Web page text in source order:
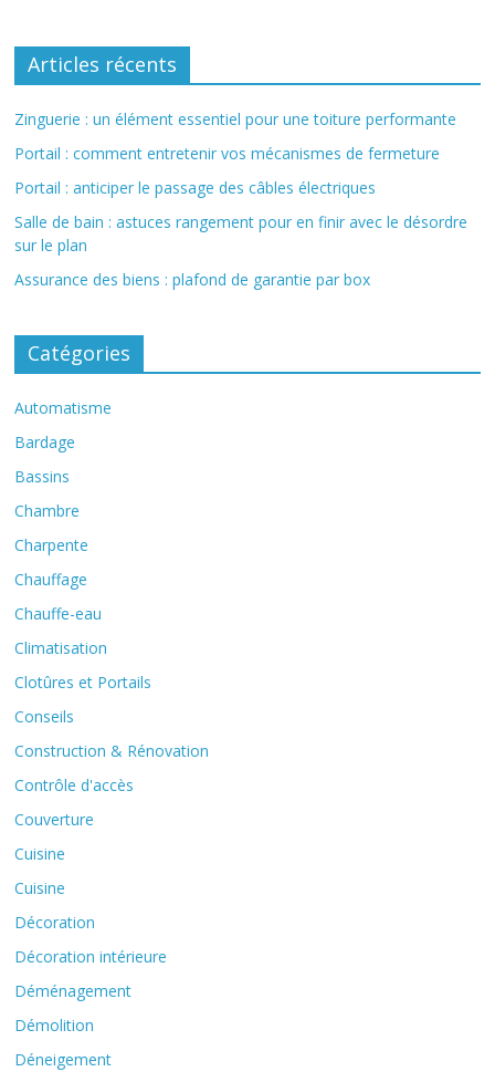
Articles récents
Zinguerie : un élément essentiel pour une toiture performante
Portail : comment entretenir vos mécanismes de fermeture
Portail : anticiper le passage des câbles électriques
Salle de bain : astuces rangement pour en finir avec le désordre
sur le plan
Assurance des biens : plafond de garantie par box
Catégories
Automatisme
Bardage
Bassins
Chambre
Charpente
Chauffage
Chauffe-eau
Climatisation
Clotûres et Portails
Conseils
Construction & Rénovation
Contrôle d'accès
Couverture
Cuisine
Cuisine
Décoration
Décoration intérieure
Déménagement
Démolition
Déneigement